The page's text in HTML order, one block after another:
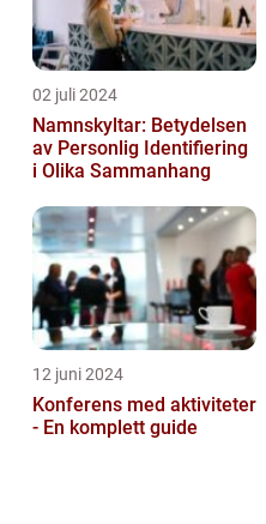
02 juli 2024
Namnskyltar: Betydelsen
av Personlig Identifiering
i Olika Sammanhang
12 juni 2024
Konferens med aktiviteter
- En komplett guide